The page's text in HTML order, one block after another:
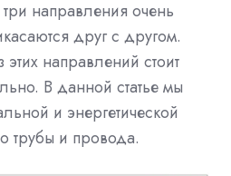
три направления очень
друг с другом.
направлений стоит
В данной статье мы
и энергетической
трубы и провода.